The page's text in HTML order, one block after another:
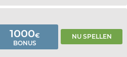
1000€
BONUS
NU SPELLEN